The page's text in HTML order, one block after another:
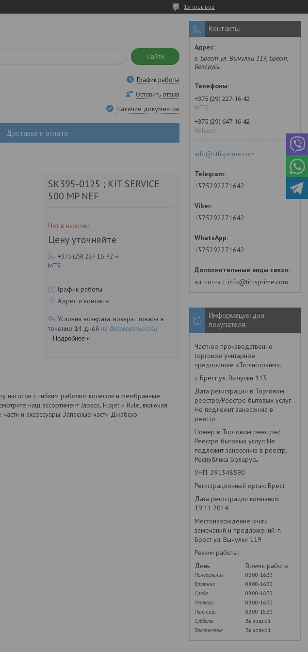
15 отзывов
Найти
График работы
Оставить отзыв
Наличие документов
Доставка и оплата
SK395-0125 ; KIT SERVICE
500 MP NEF
Нет в наличии
Цену уточняйте
+375 (29) 227-16-42
MTS
График работы
Адрес и контакты
возврат товара в
течение 14 дней по договоренности
Подробнее
насосов с гибким рабочим колесом и мембранные
наш ассортимент Jabsco, Flojet и Rule, включая
и аксессуары. Запасные части Джабско.
Контакты
г. Брест ул. Вычулки 119, Брест,
Беларусь
+375 (29) 227-16-42
MTS
+375 (29) 647-16-42
Velcom
info@titlisprime.com
+375292271642
+375292271642
+375292271642
эл. почта info@titlisprime.com
Информация для
покупателя
Частное производственно-
торговое унитарное
предприятие «Титлиспрайм».
г. Брест ул. Вычулки 113
Дата регистрации в Торговом
реестре/Реестре бытовых услуг:
Не подлежит занесению в
реестр
Номер в Торговом реестре/
Реестре бытовых услуг: Не
подлежит занесению в реестр,
Республика Беларусь
УНП: 291348590
Регистрационный орган: Брест
Дата регистрации компании:
19.11.2014
Местонахождение книги
замечаний и предложений: г.
Брест ул. Вычулки 119
Режим работы:
День
Время работы
Понедельник
08:00-16:30
Вторник
08:00-16:30
Среда
08:00-16:30
Четверг
08:00-16:30
Пятница
08:00-15:30
Суббота
Выходной
Воскресенье
Выходной